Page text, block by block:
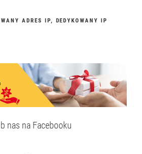
ADRES IP, DEDYKOWANY IP
nas na Facebooku